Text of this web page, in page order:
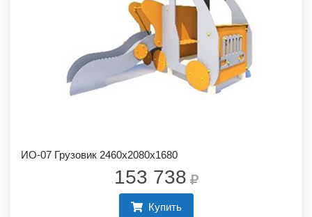
ИО-07 Грузовик 2460х2080х1680
153 738
Купить